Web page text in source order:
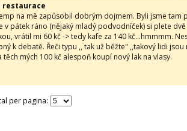
restaurace
na mě zapůsobil dobrým dojmem. Byli jsme tam
v pátek ráno (nějaký mladý podvodníček) si plete
vrátil mi 60 kč -> tedy kafe za 140 kč...hmmmm.
k debatě. Řeči typu ,, tak už běžte" ,,takový lidi
těch mých 100 kč alespoň koupí nový lak na vlasy.
per pagina: